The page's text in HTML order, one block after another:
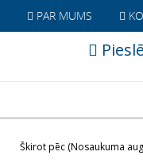
PAR MUMS
Škirot pēc (Nosaukuma